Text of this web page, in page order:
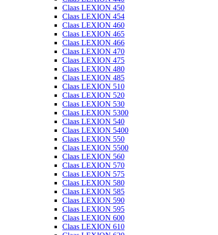
Claas LEXION 450
Claas LEXION 454
Claas LEXION 460
Claas LEXION 465
Claas LEXION 466
Claas LEXION 470
Claas LEXION 475
Claas LEXION 480
Claas LEXION 485
Claas LEXION 510
Claas LEXION 520
Claas LEXION 530
Claas LEXION 5300
Claas LEXION 540
Claas LEXION 5400
Claas LEXION 550
Claas LEXION 5500
Claas LEXION 560
Claas LEXION 570
Claas LEXION 575
Claas LEXION 580
Claas LEXION 585
Claas LEXION 590
Claas LEXION 595
Claas LEXION 600
Claas LEXION 610